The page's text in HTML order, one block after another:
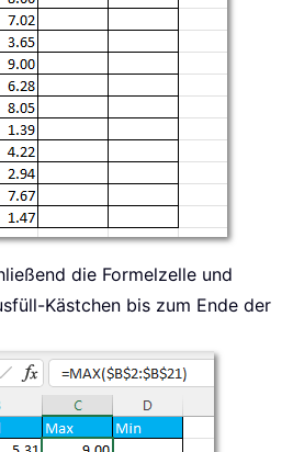
die Formelzelle und
Kästchen bis zum Ende der